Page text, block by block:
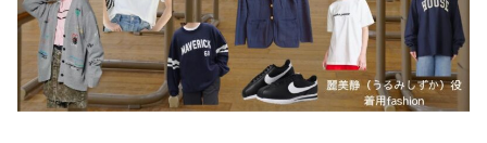
・滝沢カレン
・トリンドル玲奈
・深田恭子